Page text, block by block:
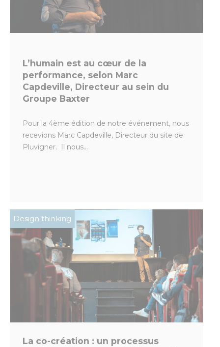
L’humain est au cœur de la
performance, selon Marc
Capdeville, Directeur au sein du
Groupe Baxter
Pour la 4ème édition de notre événement, nous
recevions Marc Capdeville, Directeur du site de
Pluvigner. Il nous...
La co-création : un processus
Design thinking